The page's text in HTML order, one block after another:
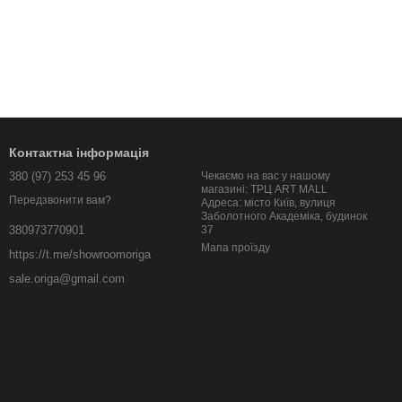
Контактна інформація
380 (97) 253 45 96
Передзвонити вам?
380973770901
https://t.me/showroomoriga
sale.origa@gmail.com
Чекаємо на вас у нашому
магазині: ТРЦ ART MALL
Адреса: місто Київ, вулиця
Заболотного Академіка, будинок
37
Мапа проїзду